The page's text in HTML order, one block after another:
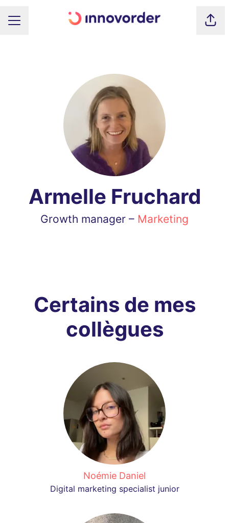
MENU CARRIÈRE
Armelle Fruchard
Growth manager – Marketing
Certains de mes
collègues
Noémie Daniel
Digital marketing specialist junior